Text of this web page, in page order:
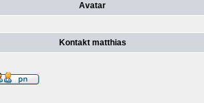
Avatar
Kontakt matthias